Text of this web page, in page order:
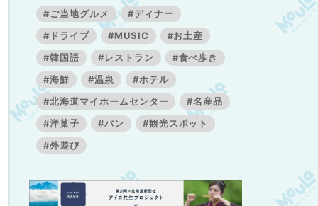
#ご当地グルメ
#ディナー
#ドライブ
#MUSIC
#お土産
#韓国語
#レストラン
#食べ歩き
#海鮮
#温泉
#ホテル
#北海道マイホームセンター
#名産品
#洋菓子
#パン
#観光スポット
#外遊び